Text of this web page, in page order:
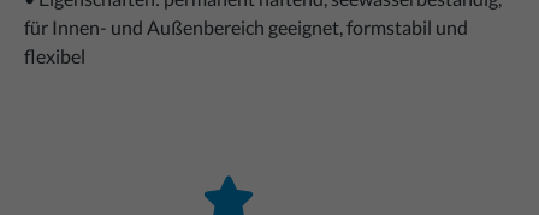
für Innen- und Außenbereich geeignet, formstabil und
flexibel